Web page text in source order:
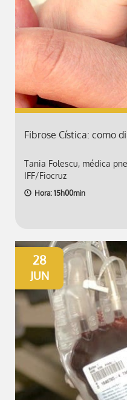
Fibrose Cística: como
Tania Folescu, médica
IFF/Fiocruz
Hora: 15h00min
28
JUN